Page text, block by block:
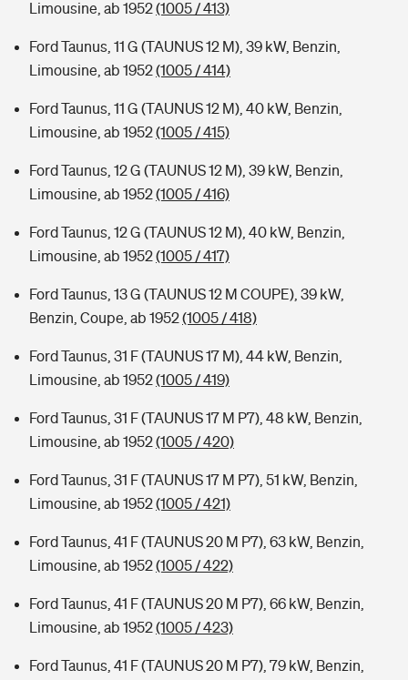
Limousine, ab 1952(1005 / 413)
Ford Taunus, 11 G (TAUNUS 12 M), 39 kW, Benzin,
Limousine, ab 1952(1005 / 414)
Ford Taunus, 11 G (TAUNUS 12 M), 40 kW, Benzin,
Limousine, ab 1952(1005 / 415)
Ford Taunus, 12 G (TAUNUS 12 M), 39 kW, Benzin,
Limousine, ab 1952(1005 / 416)
Ford Taunus, 12 G (TAUNUS 12 M), 40 kW, Benzin,
Limousine, ab 1952(1005 / 417)
Ford Taunus, 13 G (TAUNUS 12 M COUPE), 39 kW,
Benzin, Coupe, ab 1952(1005 / 418)
Ford Taunus, 31 F (TAUNUS 17 M), 44 kW, Benzin,
Limousine, ab 1952(1005 / 419)
Ford Taunus, 31 F (TAUNUS 17 M P7), 48 kW, Benzin,
Limousine, ab 1952(1005 / 420)
Ford Taunus, 31 F (TAUNUS 17 M P7), 51 kW, Benzin,
Limousine, ab 1952(1005 / 421)
Ford Taunus, 41 F (TAUNUS 20 M P7), 63 kW, Benzin,
Limousine, ab 1952(1005 / 422)
Ford Taunus, 41 F (TAUNUS 20 M P7), 66 kW, Benzin,
Limousine, ab 1952(1005 / 423)
Ford Taunus, 41 F (TAUNUS 20 M P7), 79 kW, Benzin,